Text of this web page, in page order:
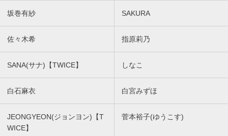
坂巻有紗 SAKURA
佐々木希 指原莉乃
SANA(サナ)【TWICE】 しなこ
白石麻衣 白宮みずほ
JEONGYEON(ジョンヨン)【T
WICE】
菅本裕子(ゆうこす)